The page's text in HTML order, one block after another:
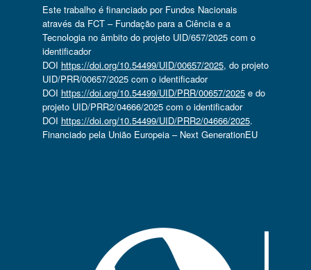
Este trabalho é financiado por Fundos Nacionais
através da FCT – Fundação para a Ciência e a
Tecnologia no âmbito do projeto UID/657/2025 com o
identificador
DOI https://doi.org/10.54499/UID/00657/2025, do projeto
UID/PRR/00657/2025 com o identificador
DOI https://doi.org/10.54499/UID/PRR/00657/2025e do
projeto UID/PRR2/04666/2025 com o identificador
DOI https://doi.org/10.54499/UID/PRR2/04666/2025.
Financiado pela União Europeia – Next GenerationEU